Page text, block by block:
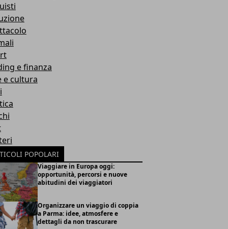
e finanza
e cultura
POPOLARI
Viaggiare in Europa oggi:
opportunità, percorsi e nuove
abitudini dei viaggiatori
Organizzare un viaggio di coppia
a Parma: idee, atmosfere e
dettagli da non trascurare